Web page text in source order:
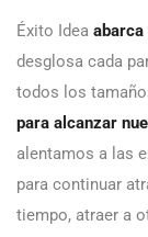
Éxito Idea abarca
desglosa cada
todos los
para alcanzar
alentamos a las
para continuar
tiempo, atraer a